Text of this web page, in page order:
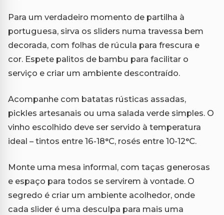
Para um verdadeiro momento de partilha à
portuguesa, sirva os sliders numa travessa bem
decorada, com folhas de rúcula para frescura e
cor. Espete palitos de bambu para facilitar o
serviço e criar um ambiente descontraído.
Acompanhe com batatas rústicas assadas,
pickles artesanais ou uma salada verde simples. O
vinho escolhido deve ser servido à temperatura
ideal – tintos entre 16-18°C, rosés entre 10-12°C.
Monte uma mesa informal, com taças generosas
e espaço para todos se servirem à vontade. O
segredo é criar um ambiente acolhedor, onde
cada slider é uma desculpa para mais uma